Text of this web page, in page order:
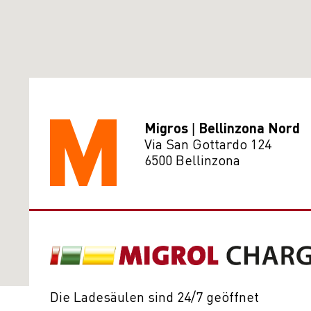
Migros | Bellinzona Nord
Via San Gottardo 124
6500 Bellinzona
Die Ladesäulen sind 24/7 geöffnet